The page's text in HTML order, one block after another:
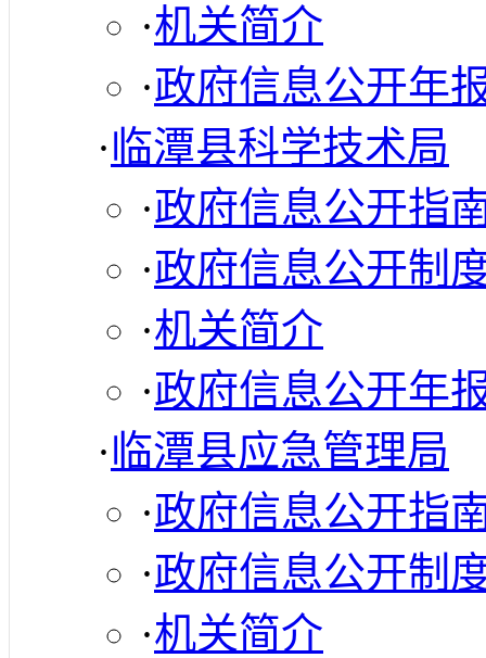
·机关简介
·政府信息公开年
·临潭县科学技术局
·政府信息公开指
·政府信息公开制
·机关简介
·政府信息公开年
·临潭县应急管理局
·政府信息公开指
·政府信息公开制
·机关简介